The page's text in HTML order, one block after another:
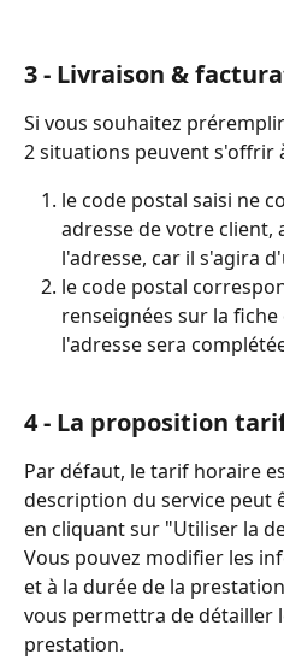
3 - Livraison &
Si vous souhaitez
2 situations peuvent s'offrir
le code postal saisi ne
adresse de votre
l'adresse, car il s'agira
le code postal
renseignées sur la
l'adresse sera
4 - La proposition
Par défaut, le tarif horaire
description du service peut
en cliquant sur "Utiliser la
Vous pouvez modifier les
et à la durée de la
vous permettra de détailler
prestation.